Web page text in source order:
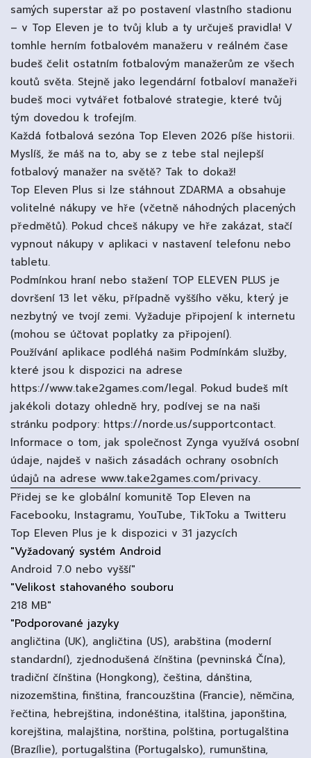
samých superstar až po postavení vlastního stadionu
– v Top Eleven je to tvůj klub a ty určuješ pravidla! V
tomhle herním fotbalovém manažeru v reálném čase
budeš čelit ostatním fotbalovým manažerům ze všech
koutů světa. Stejně jako legendární fotbaloví manažeři
budeš moci vytvářet fotbalové strategie, které tvůj
tým dovedou k trofejím.
Každá fotbalová sezóna Top Eleven 2026 píše historii.
Myslíš, že máš na to, aby se z tebe stal nejlepší
fotbalový manažer na světě? Tak to dokaž!
Top Eleven Plus si lze stáhnout ZDARMA a obsahuje
volitelné nákupy ve hře (včetně náhodných placených
předmětů). Pokud chceš nákupy ve hře zakázat, stačí
vypnout nákupy v aplikaci v nastavení telefonu nebo
tabletu.
Podmínkou hraní nebo stažení TOP ELEVEN PLUS je
dovršení 13 let věku, případně vyššího věku, který je
nezbytný ve tvojí zemi. Vyžaduje připojení k internetu
(mohou se účtovat poplatky za připojení).
Používání aplikace podléhá našim Podmínkám služby,
které jsou k dispozici na adrese
https://www.take2games.com/legal. Pokud budeš mít
jakékoli dotazy ohledně hry, podívej se na naši
stránku podpory: https://norde.us/supportcontact.
Informace o tom, jak společnost Zynga využívá osobní
údaje, najdeš v našich zásadách ochrany osobních
údajů na adrese www.take2games.com/privacy.
Přidej se ke globální komunitě Top Eleven na
Facebooku, Instagramu, YouTube, TikToku a Twitteru
Top Eleven Plus je k dispozici v 31 jazycích
"Vyžadovaný systém Android
Android 7.0 nebo vyšší"
"Velikost stahovaného souboru
218 MB"
"Podporované jazyky
angličtina (UK), angličtina (US), arabština (moderní
standardní), zjednodušená čínština (pevninská Čína),
tradiční čínština (Hongkong), čeština, dánština,
nizozemština, finština, francouzština (Francie), němčina,
řečtina, hebrejština, indonéština, italština, japonština,
korejština, malajština, norština, polština, portugalština
(Brazílie), portugalština (Portugalsko), rumunština,